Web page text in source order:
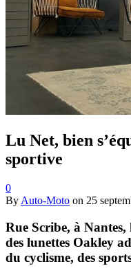
Lu Net, bien
sportive
0
By Auto-Moto on 25
Rue Scribe, à
des lunettes Oakley
du cyclisme, des